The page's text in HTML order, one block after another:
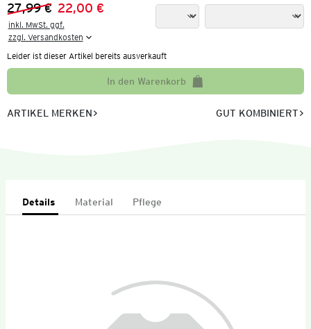
Vorheriger Preis:
27,99 €
Neuer Preis:22,00 €
inkl. MwSt. ggf.
zzgl. Versandkosten
Leider ist dieser Artikel bereits ausverkauft
In den Warenkorb
ARTIKEL MERKEN GUT KOMBINIERT
Details Material Pflege